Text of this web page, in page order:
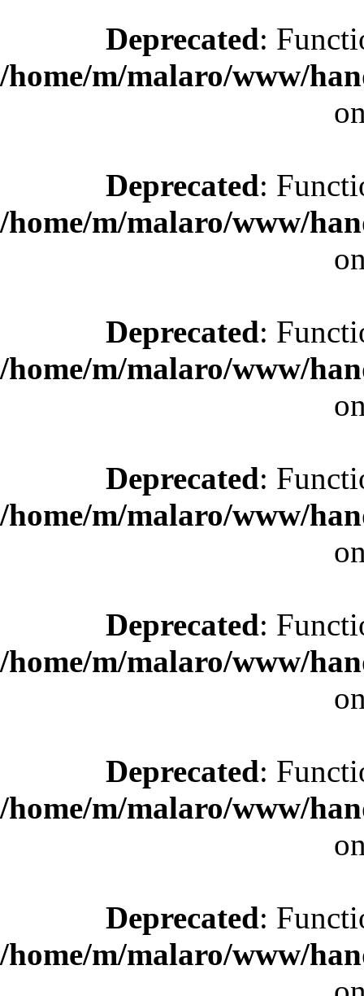
Deprecated:
/home/m/malaro/www/
Deprecated:
/home/m/malaro/www/
Deprecated:
/home/m/malaro/www/
Deprecated:
/home/m/malaro/www/
Deprecated:
/home/m/malaro/www/
Deprecated:
/home/m/malaro/www/
Deprecated:
/home/m/malaro/www/